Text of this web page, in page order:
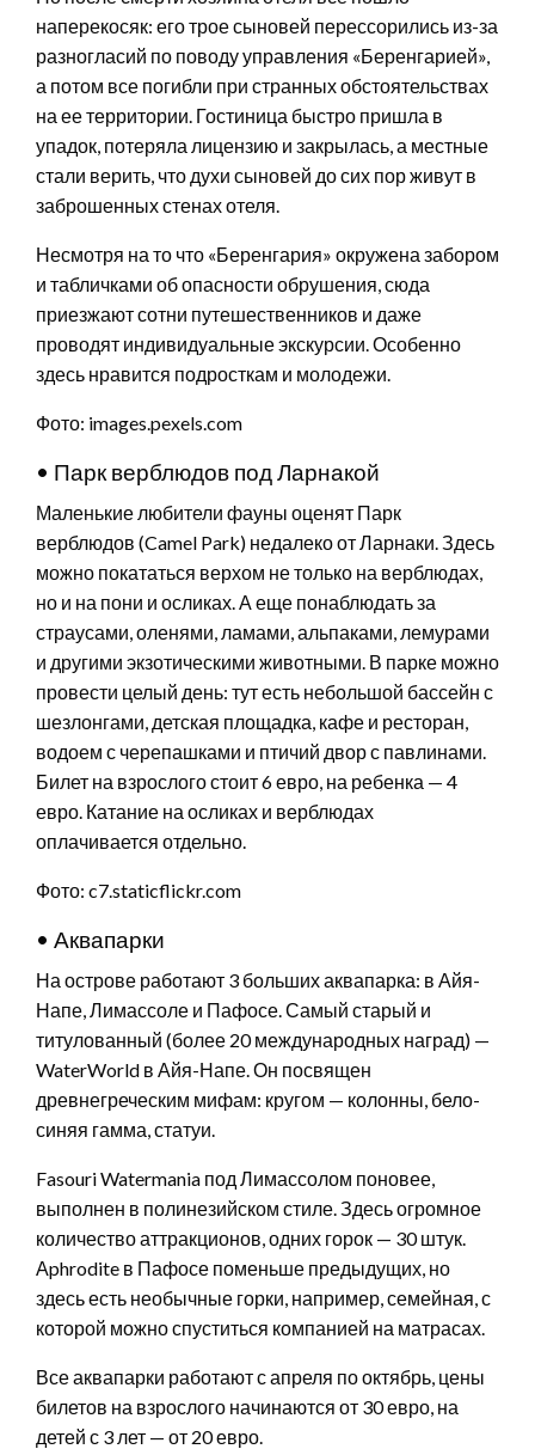
наперекосяк: его трое сыновей перессорились из-за
разногласий по поводу управления «Беренгарией»,
а потом все погибли при странных обстоятельствах
на ее территории. Гостиница быстро пришла в
упадок, потеряла лицензию и закрылась, а местные
стали верить, что духи сыновей до сих пор живут в
заброшенных стенах отеля.
Несмотря на то что «Беренгария» окружена забором
и табличками об опасности обрушения, сюда
приезжают сотни путешественников и даже
проводят индивидуальные экскурсии. Особенно
здесь нравится подросткам и молодежи.
Фото: images.pexels.com
• Парк верблюдов под Ларнакой
Маленькие любители фауны оценят Парк
верблюдов (Camel Park) недалеко от Ларнаки. Здесь
можно покататься верхом не только на верблюдах,
но и на пони и осликах. А еще понаблюдать за
страусами, оленями, ламами, альпаками, лемурами
и другими экзотическими животными. В парке можно
провести целый день: тут есть небольшой бассейн с
шезлонгами, детская площадка, кафе и ресторан,
водоем с черепашками и птичий двор с павлинами.
Билет на взрослого стоит 6 евро, на ребенка — 4
евро. Катание на осликах и верблюдах
оплачивается отдельно.
Фото: c7.staticflickr.com
• Аквапарки
На острове работают 3 больших аквапарка: в Айя-
Напе, Лимассоле и Пафосе. Самый старый и
титулованный (более 20 международных наград) —
WaterWorld в Айя-Напе. Он посвящен
древнегреческим мифам: кругом — колонны, бело-
синяя гамма, статуи.
Fasouri Watermania под Лимассолом поновее,
выполнен в полинезийском стиле. Здесь огромное
количество аттракционов, одних горок — 30 штук.
Аphrodite в Пафосе поменьше предыдущих, но
здесь есть необычные горки, например, семейная, с
которой можно спуститься компанией на матрасах.
Все аквапарки работают с апреля по октябрь, цены
билетов на взрослого начинаются от 30 евро, на
детей с 3 лет — от 20 евро.